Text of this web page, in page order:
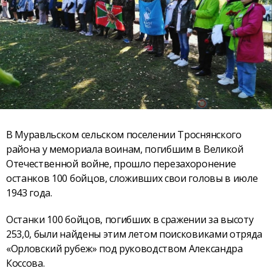
В Муравльском сельском поселении Троснянского
района у мемориала воинам, погибшим в Великой
Отечественной войне, прошло перезахоронение
останков 100 бойцов, сложивших свои головы в июле
1943 года.
Останки 100 бойцов, погибших в сражении за высоту
253,0, были найдены этим летом поисковиками отряда
«Орловский рубеж» под руководством Александра
Коссова.